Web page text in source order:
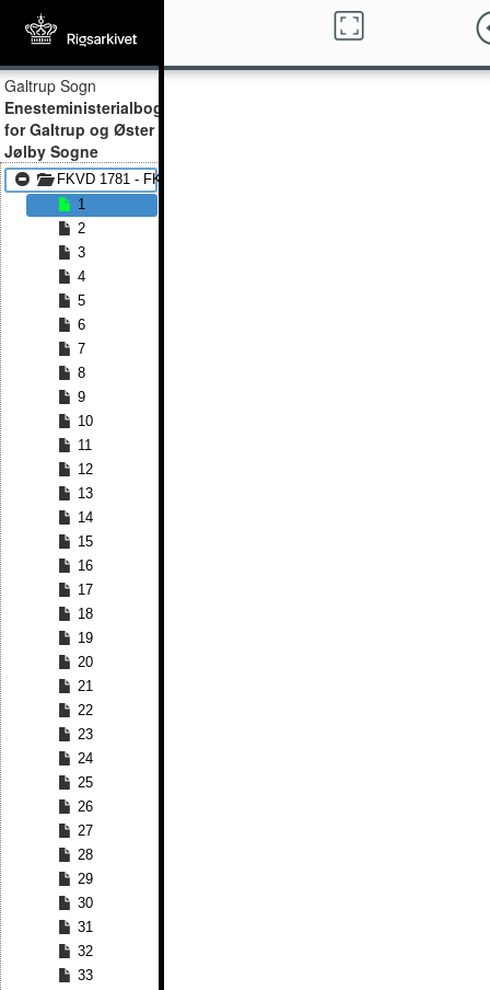
Galtrup Sogn
Enesteministerialbog
for Galtrup og Øster
Jølby Sogne
FKVD 1781 - FKVD 1814
1
2
3
4
5
6
7
8
9
10
11
12
13
14
15
16
17
18
19
20
21
22
23
24
25
26
27
28
29
30
31
32
33